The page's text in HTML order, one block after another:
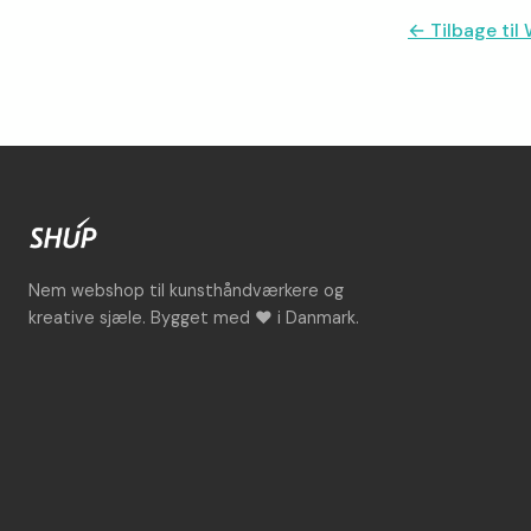
← Tilbage til
Nem webshop til kunsthåndværkere og
kreative sjæle. Bygget med ♥ i Danmark.